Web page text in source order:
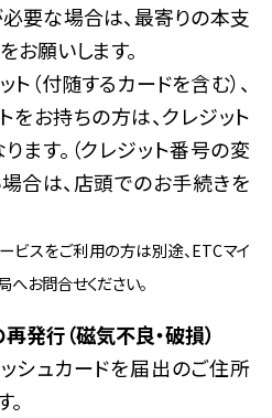
要な場合は、最寄りの本支
お願いします。
（付随するカードを含む）、
をお持ちの方は、クレジット
ます。（クレジット番号の変
合は、店頭でのお手続きを
ビスをご利用の方は別途、ETCマイ
お問合せください。
発行（磁気不良・破損）
シュカードを届出のご住所